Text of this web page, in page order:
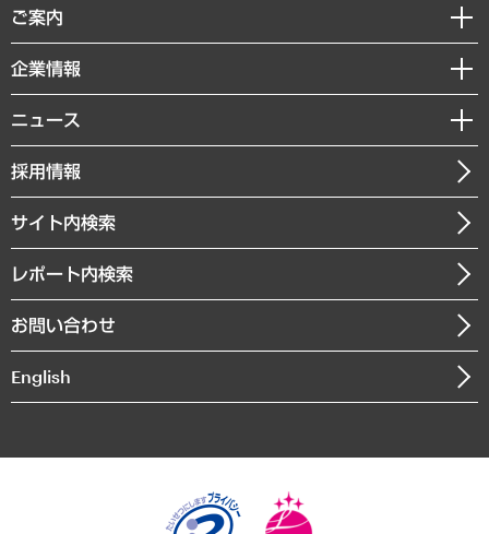
デジタルイノベーション
共生・ダイバーシティ
GRC（ガバナンス・リスク・コンプライアンス）・防災（政策）
経済・産業・雇用・労働
まちづくり・観光・交通・スポーツ・スマートシティ
自然資源・農林水産業・食料システム
経済調査
レポート
コラム
経営用語集
受託・受注実績（官公庁関連）
メディア掲載・出演
ご案内
セミナー・イベント情報
MUFGビジネスセミナー
受託案件情報
企業情報
私たちの想い
社長メッセージ
会社概要
沿革
組織図・本部部室紹介
インドネシア現地法人
個人情報保護方針
ニュース
ニュースリリース
お知らせ
採用情報
サイト内検索
レポート内検索
お問い合わせ
English